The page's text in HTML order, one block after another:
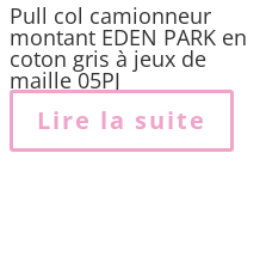
produit
Pull col camionneur
montant EDEN PARK en
coton gris à jeux de
maille 05PJ
Lire la suite